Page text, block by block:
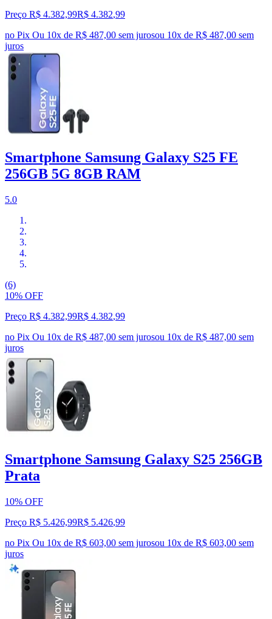
Preço R$ 4.382,99R$ 4.382,99
no Pix Ou 10x de R$ 487,00 sem jurosou 10x de R$ 487,00 sem
juros
Smartphone Samsung Galaxy S25 FE
256GB 5G 8GB RAM
5.0
(6)
10% OFF
Preço R$ 4.382,99R$ 4.382,99
no Pix Ou 10x de R$ 487,00 sem jurosou 10x de R$ 487,00 sem
juros
Smartphone Samsung Galaxy S25 256GB
Prata
10% OFF
Preço R$ 5.426,99R$ 5.426,99
no Pix Ou 10x de R$ 603,00 sem jurosou 10x de R$ 603,00 sem
juros